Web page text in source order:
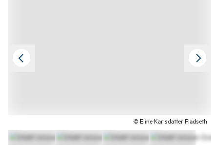
© Eline Karlsdatter Fladseth